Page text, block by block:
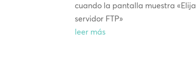
cuando la pantalla muestra «Elija
servidor FTP»
leer más